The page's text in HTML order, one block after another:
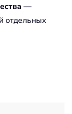
—
отдельных